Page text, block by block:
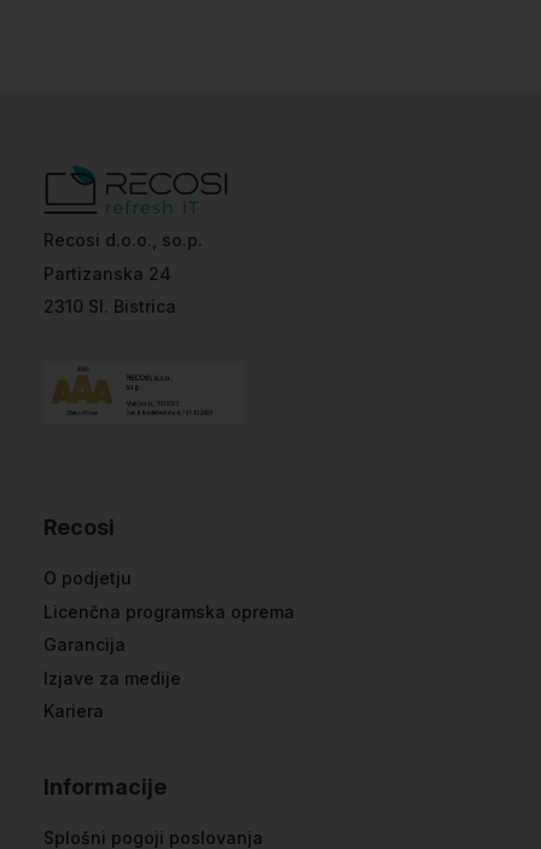
Recosi d.o.o., so.p.
Partizanska 24
2310 Sl. Bistrica
Recosi
O podjetju
Licenčna programska oprema
Garancija
Izjave za medije
Kariera
Informacije
Splošni pogoji poslovanja